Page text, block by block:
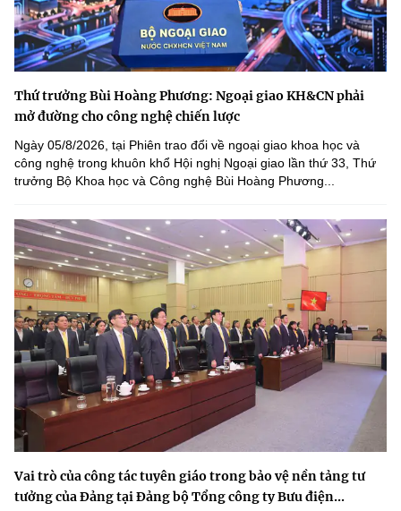
Thứ trưởng Bùi Hoàng Phương: Ngoại giao KH&CN phải
mở đường cho công nghệ chiến lược
Ngày 05/8/2026, tại Phiên trao đổi về ngoại giao khoa học và
công nghệ trong khuôn khổ Hội nghị Ngoại giao lần thứ 33, Thứ
trưởng Bộ Khoa học và Công nghệ Bùi Hoàng Phương...
Vai trò của công tác tuyên giáo trong bảo vệ nền tảng tư
tưởng của Đảng tại Đảng bộ Tổng công ty Bưu điện...